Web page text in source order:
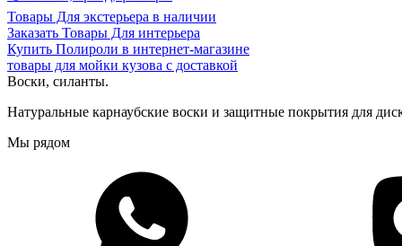
Товары Для экстерьера в наличии
Заказать Товары Для интерьера
Купить Полироли в интернет-магазине
товары для мойки кузова с доставкой
Воски, силанты.
Натуральные карнаубские воски и защитные покрытия для
Мы рядом